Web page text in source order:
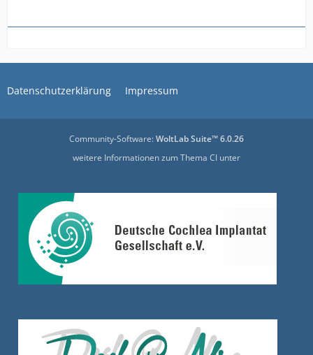
Datenschutzerklärung Impressum
Community-Software:WoltLab Suite™ 6.0.26
weitere Informationen zum Thema CI unter